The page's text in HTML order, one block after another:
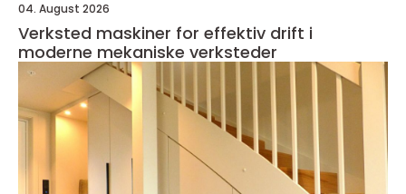
04. August 2026
Verksted maskiner for effektiv drift i
moderne mekaniske verksteder